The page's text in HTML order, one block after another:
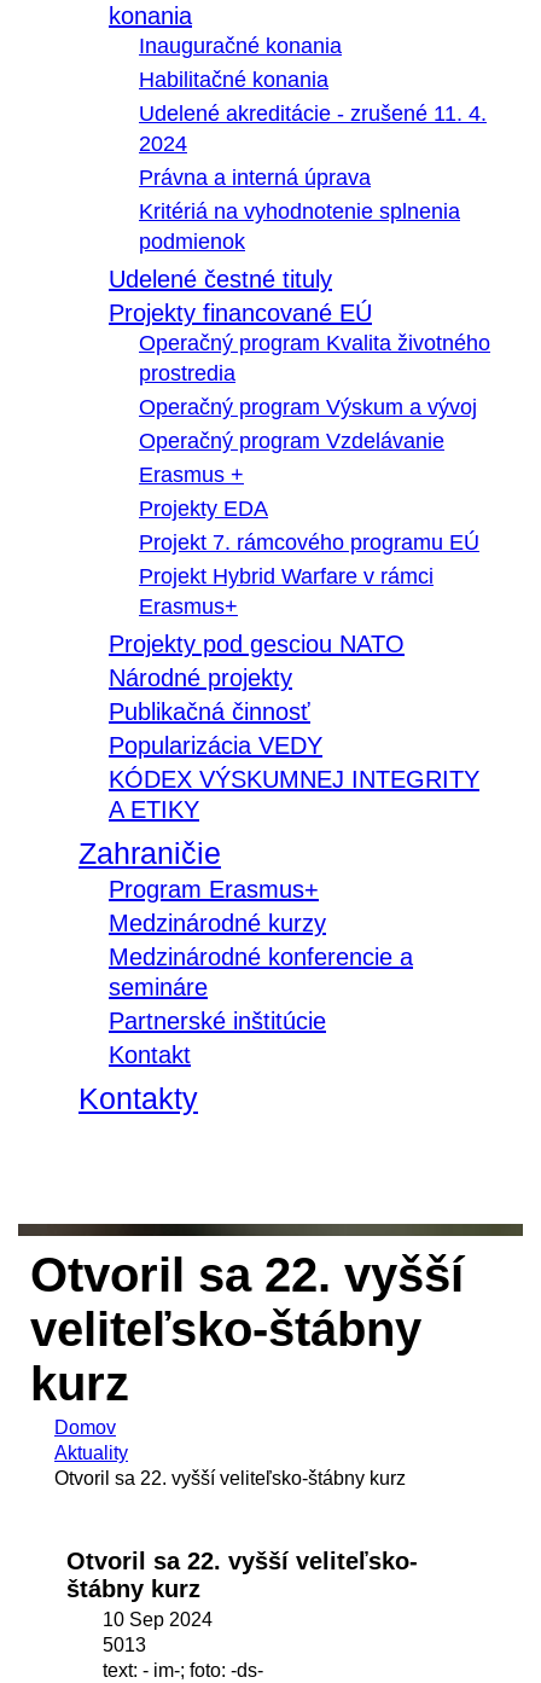
konania
Inauguračné konania
Habilitačné konania
Udelené akreditácie - zrušené 11. 4.
2024
Právna a interná úprava
Kritériá na vyhodnotenie splnenia
podmienok
Udelené čestné tituly
Projekty financované EÚ
Operačný program Kvalita životného
prostredia
Operačný program Výskum a vývoj
Operačný program Vzdelávanie
Erasmus +
Projekty EDA
Projekt 7. rámcového programu EÚ
Projekt Hybrid Warfare v rámci
Erasmus+
Projekty pod gesciou NATO
Národné projekty
Publikačná činnosť
Popularizácia VEDY
KÓDEX VÝSKUMNEJ INTEGRITY
A ETIKY
Zahraničie
Program Erasmus+
Medzinárodné kurzy
Medzinárodné konferencie a
semináre
Partnerské inštitúcie
Kontakt
Kontakty
Otvoril sa 22. vyšší
veliteľsko-štábny
kurz
Domov
Aktuality
Otvoril sa 22. vyšší veliteľsko-štábny kurz
Otvoril sa 22. vyšší veliteľsko-
štábny kurz
10 Sep 2024
5013
text: - im-; foto: -ds-